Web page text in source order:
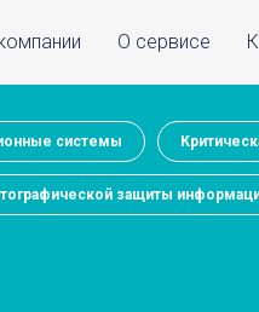
О сервисе
системы
защиты